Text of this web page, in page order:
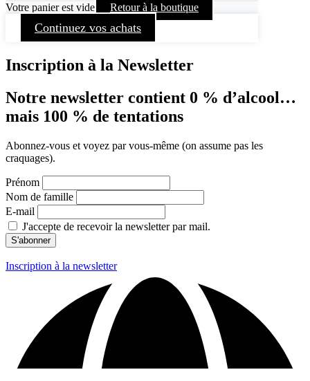
Votre panier est vide Retour à la boutique
Continuez vos achats
Inscription à la Newsletter
Notre newsletter contient 0 % d’alcool…
mais 100 % de tentations
Abonnez-vous et voyez par vous-même (on assume pas les
craquages).
Prénom
Nom de famille
E-mail
J'accepte de recevoir la newsletter par mail.
Inscription à la newsletter